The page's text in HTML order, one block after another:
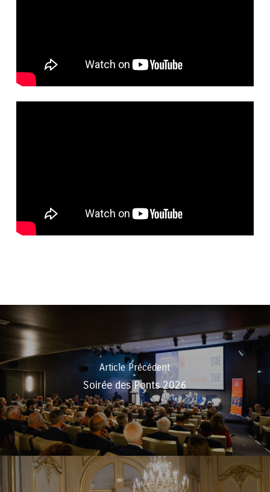
Article Précédent
Soirée des Ponts 2026